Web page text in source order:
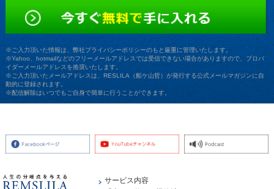
※ご入力頂いた情報は、弊社プライバシーポリシーのもと厳重に管理いたします。
※Yahoo、hotmailなどのフリーメールアドレスでは受信できない場合がありますので、プロバ
イダーメールアドレスを推奨いたします。
※ご入力頂いたメールアドレスは、RESLILA（船ケ山哲）が発行する公式メールマガジンに自
動的に登録されます。
※配信解除はいつでもご自身で簡単に行うことができます。
サービス内容